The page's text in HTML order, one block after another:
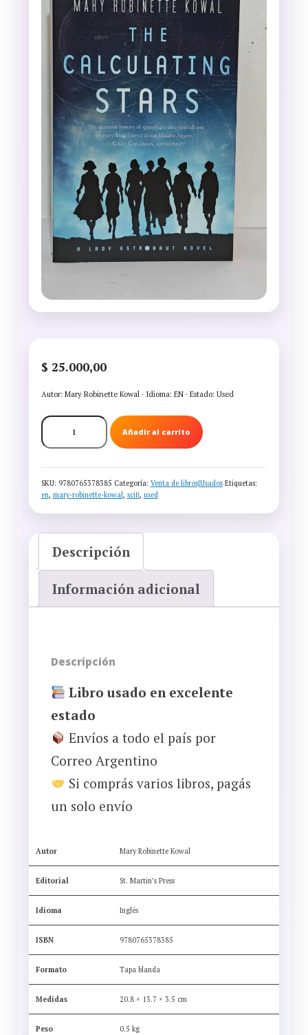
$ 25.000,00
Autor: Mary Robinette Kowal · Idioma: EN · Estado: Used
THE
CALCULATING
ROBINETTE
KOWAL)
—
USED
CANTIDAD
Añadir al carrito
SKU: 9780765378385 Categoría: Venta de libros|Usados Etiquetas:
en, mary-robinette-kowal, scifi, used
Descripción
Información adicional
Descripción
Libro usado en excelente
estado
Envíos a todo el país por
Correo Argentino
Si comprás varios libros, pagás
un solo envío
Autor Mary Robinette Kowal
Editorial St. Martin’s Press
Idioma Inglés
ISBN 9780765378385
Formato Tapa blanda
Medidas 20.8 × 13.7 × 3.5 cm
Peso 0.5 kg